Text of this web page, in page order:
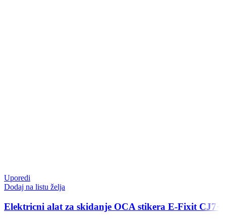
Uporedi
Dodaj na listu želja
Elektricni alat za skidanje OCA stikera E-Fixit CJ7+